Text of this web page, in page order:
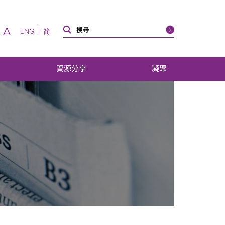
A ENG 简
資源分享 凝聚